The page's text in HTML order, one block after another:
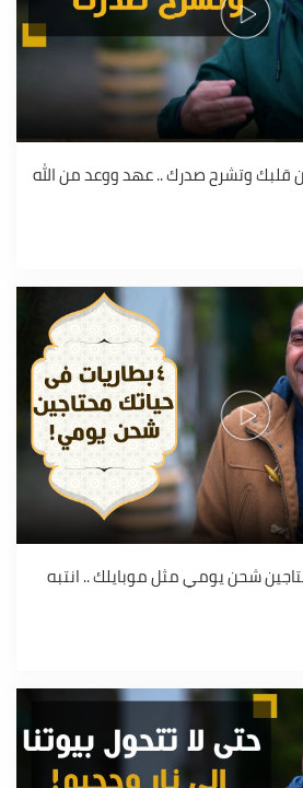
قلبك وتشرح صدرك .. عهد ووعد من الله
شحن يومي مثل موبايلك .. انتبه